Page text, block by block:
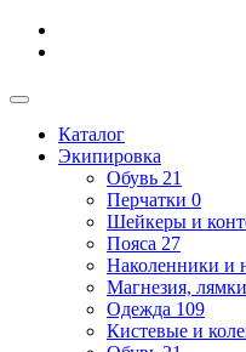
Каталог
Экипировка
Обувь 21
Перчатки 0
Шейкеры и
Пояса 27
Наколенники и
Магнезия, лямки
Одежда 109
Кистевые и